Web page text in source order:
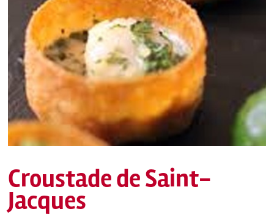
Croustade de Saint-
Jacques